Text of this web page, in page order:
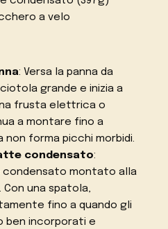
a velo
: Versa la panna da
grande e inizia a
frusta elettrica o
a montare fino a
non forma picchi morbidi.
condensato:
condensato montato alla
una spatola,
fino a quando gli
ben incorporati e